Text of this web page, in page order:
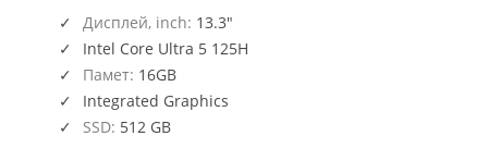
Дисплей, inch: 13.3"
Intel Core Ultra 5 125H
Памет: 16GB
Integrated Graphics
SSD: 512 GB